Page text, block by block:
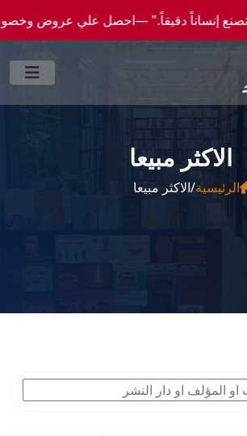
عن طريق واتساب 0096550300046 -- شحن الي كافة انحاء
الاكثر مبيعا
الرئيسية/الاكثر مبيعا